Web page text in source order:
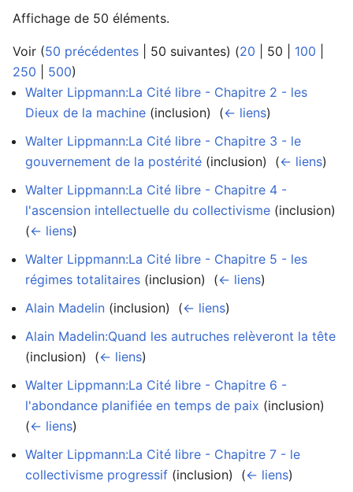
Affichage de 50 éléments.
Voir (50 précédentes 50 suivantes) (20 50 100
250
500)
Walter Lippmann:La Cité libre - Chapitre 2 - les
Dieux de la machine (inclusion) ‎ (← liens)
Walter Lippmann:La Cité libre - Chapitre 3 - le
gouvernement de la postérité (inclusion) ‎ (← liens)
Walter Lippmann:La Cité libre - Chapitre 4 -
l'ascension intellectuelle du collectivisme (inclusion) ‎
(← liens)
Walter Lippmann:La Cité libre - Chapitre 5 - les
régimes totalitaires (inclusion) ‎ (← liens)
Alain Madelin (inclusion) ‎ (← liens)
Alain Madelin:Quand les autruches relèveront la tête
(inclusion) ‎ (← liens)
Walter Lippmann:La Cité libre - Chapitre 6 -
l'abondance planifiée en temps de paix (inclusion) ‎
(← liens)
Walter Lippmann:La Cité libre - Chapitre 7 - le
collectivisme progressif (inclusion) ‎ (← liens)